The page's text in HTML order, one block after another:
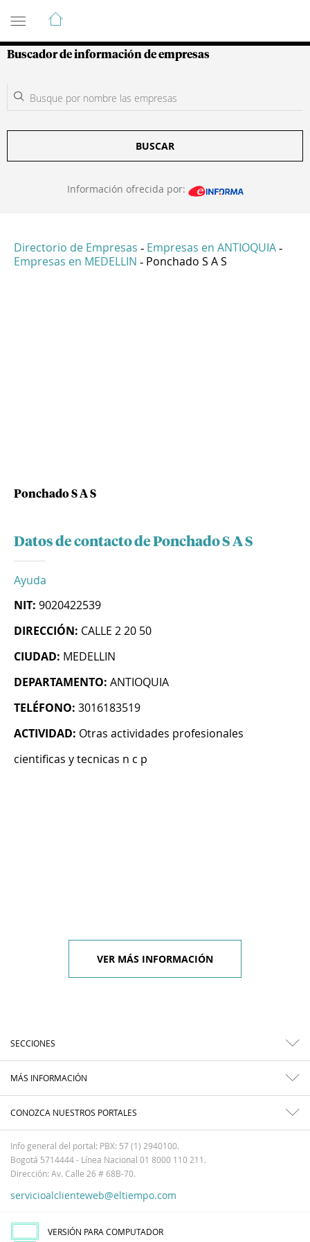
Guía de Empresas Colombianas
Buscador de información de empresas
BUSCAR
Información ofrecida por:
Directorio de Empresas - Empresas en ANTIOQUIA -
Empresas en MEDELLIN - Ponchado S A S
Ponchado S A S
Datos de contacto de Ponchado S A S
Ayuda
NIT: 9020422539
DIRECCIÓN: CALLE 2 20 50
CIUDAD: MEDELLIN
DEPARTAMENTO: ANTIOQUIA
TELÉFONO: 3016183519
ACTIVIDAD: Otras actividades profesionales
cientificas y tecnicas n c p
VER MÁS INFORMACIÓN
SECCIONES
MÁS INFORMACIÓN
CONOZCA NUESTROS PORTALES
Info general del portal: PBX: 57 (1) 2940100.
Bogotá 5714444 - Línea Nacional 01 8000 110 211.
Dirección: Av. Calle 26 # 68B-70.
servicioalclienteweb@eltiempo.com
VERSIÓN PARA COMPUTADOR